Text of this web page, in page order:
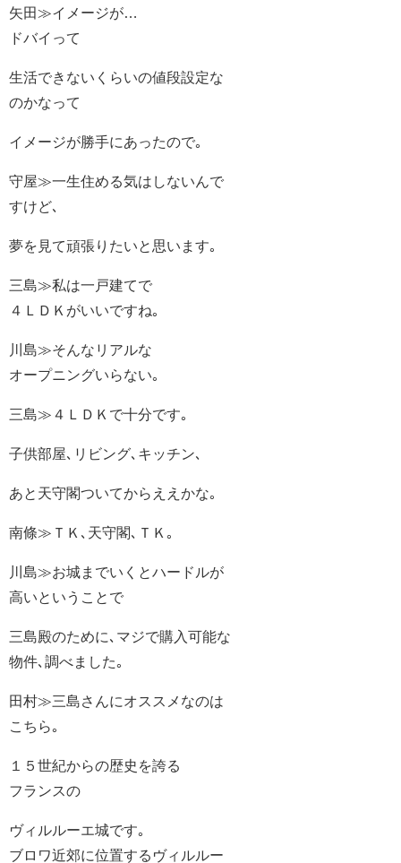
矢田≫イメージが…
ドバイって
生活できないくらいの値段設定な
のかなって
イメージが勝手にあったので｡
守屋≫一生住める気はしないんで
すけど､
夢を見て頑張りたいと思います｡
三島≫私は一戸建てで
４ＬＤＫがいいですね｡
川島≫そんなリアルな
オープニングいらない｡
三島≫４ＬＤＫで十分です｡
子供部屋､リビング､キッチン､
あと天守閣ついてからええかな｡
南條≫ＴＫ､天守閣､ＴＫ｡
川島≫お城までいくとハードルが
高いということで
三島殿のために､マジで購入可能な
物件､調べました｡
田村≫三島さんにオススメなのは
こちら｡
１５世紀からの歴史を誇る
フランスの
ヴィルルーエ城です｡
ブロワ近郊に位置するヴィルルー